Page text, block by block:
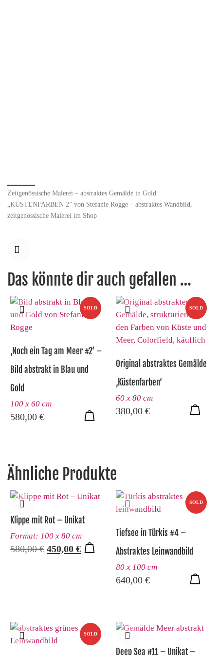
Zeitgenössische Malerei – abstraktes Gemälde in Gold
„KÜSTENFARBEN 2” von Stefanie Rogge – abstraktes Wandbild,
zeitgenössische Malerei im Shop
Das könnte dir auch gefallen …
SOLD
‚Noch ein Tag am Meer #2‘ –
Bild abstrakt in Blau und
Gold
100 x 60 cm
580,00 €
SOLD
Original abstraktes Gemälde
‚Küstenfarben‘
60 x 80 cm
380,00€
Ähnliche Produkte
Klippe mit Rot – Unikat
Format: 100 x 80 cm
580,00€ Ursprünglicher Preis war: 580,00 €
450,00 €Aktueller Preis ist: 450,00 €.
SOLD
Tiefsee in Türkis #4 –
Abstraktes Leinwandbild
80 x 100 cm
640,00€
SOLD
Deep Sea #11 – Unikat –